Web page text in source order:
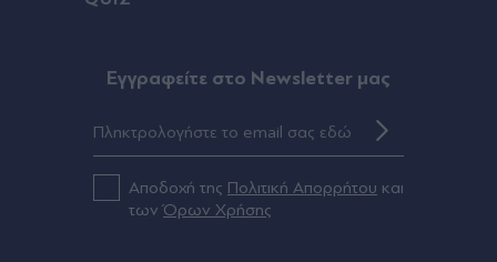
Πριν 38 λεπτά
απομακρύνσεις διά θαλάσσης - Πώς έδρασε το
Πυροσβεστικό Σώμα (Εικόνες)
Πριν 39 λεπτά
Έλληνες του εξωτερικού: Βασικός στο φιλικό της
Eγγραφείτε στο Newsletter μας
Αποδοχή της Πολιτική Απορρήτου και
τωνΌρων Χρήσης